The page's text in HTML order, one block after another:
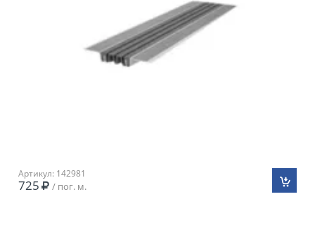
Артикул: 142981
725 / пог. м.